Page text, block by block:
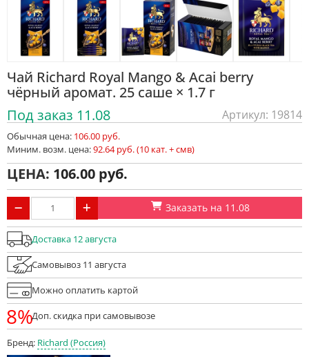
Чай Richard Royal Mango & Acai berry
чёрный аромат. 25 саше × 1.7 г
Под заказ 11.08
Артикул: 19814
Обычная цена: 106.00 руб.
Миним. возм. цена:92.64 руб. (10 кат. + смв)
ЦЕНА: 106.00
Заказать на 11.08
Доставка 12 августа
Самовывоз 11 августа
Можно оплатить картой
8%Доп. скидка при самовывозе
Бренд: Richard (Россия)